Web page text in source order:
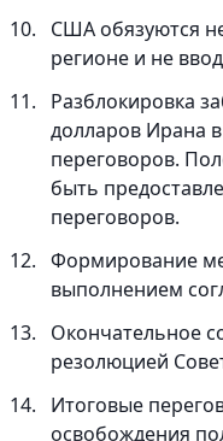
США обязуются
регионе и не
Разблокировка
долларов Ирана
переговоров.
быть
переговоров.
Формирование
выполнением
Окончательное
резолюцией
Итоговые
освобождения